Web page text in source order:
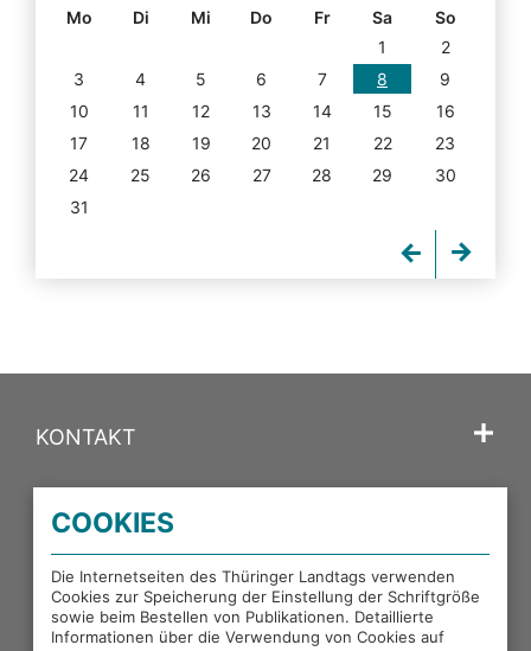
Mo Di Mi Do Fr Sa
So
1
2
3
4 5 6 7 8
9
10
11 12 13 14 15
16
17
18 19 20 21 22
23
24
25 26 27 28 29
30
31
KONTAKT
PORTALE DES THÜRINGER LANDTAGS
EXTERNE LINKS
COOKIES
Die Internetseiten des Thüringer Landtags verwenden
Cookies zur Speicherung der Einstellung der Schriftgröße
sowie beim Bestellen von Publikationen. Detaillierte
Informationen über die Verwendung von Cookies auf